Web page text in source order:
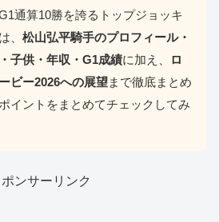
通算10勝を誇るトップジョッキ
、 松山弘平騎手のプロフィール・
子供・年収・G1成績に加え、
ロ
ビー2026への展望まで徹底まとめ
イントをまとめてチェックしてみ
ンサーリンク